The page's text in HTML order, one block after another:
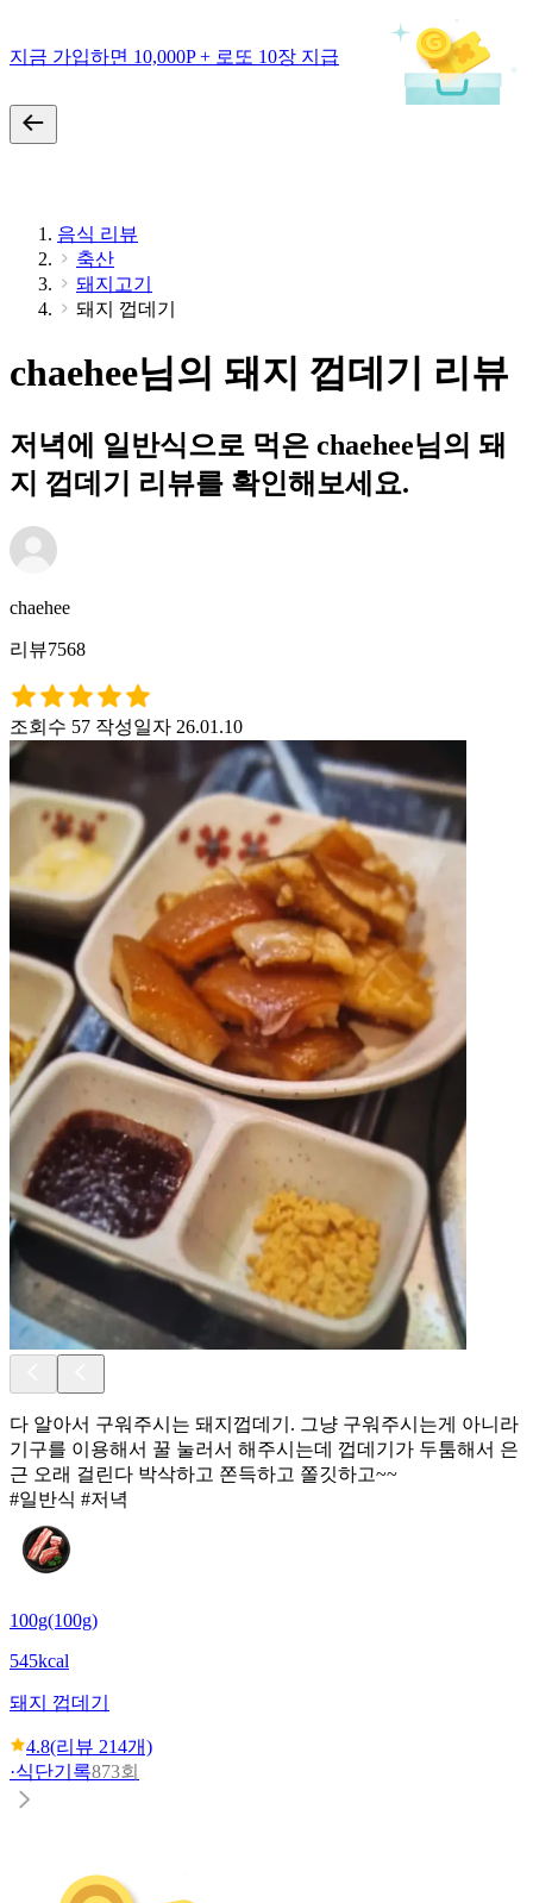
지금 가입하면 10,000P + 로또 10장 지급
음식 리뷰
축산
돼지고기
돼지 껍데기
chaehee님의 돼지 껍데기 리뷰
저녁에 일반식으로 먹은 chaehee님의 돼
지 껍데기 리뷰를 확인해보세요.
chaehee
리뷰7568
조회수 57 작성일자 26.01.10
다 알아서 구워주시는 돼지껍데기. 그냥 구워주시는게 아니라
기구를 이용해서 꿀 눌러서 해주시는데 껍데기가 두툼해서 은
근 오래 걸린다 박삭하고 쫀득하고 쫄깃하고~~
#일반식 #저녁
100g(100g)
545kcal
돼지 껍데기
4.8(리뷰 214개)
·식단기록873회